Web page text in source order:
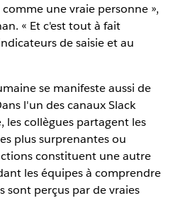
une vraie personne »,
« Et c'est tout à fait
de saisie et au
se manifeste aussi de
l'un des canaux Slack
les collègues partagent les
plus surprenantes ou
constituent une autre
les équipes à comprendre
sont perçus par de vraies